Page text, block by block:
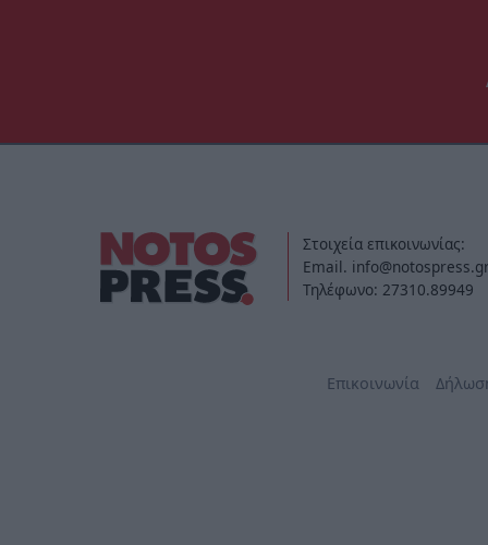
Στοιχεία επικοινωνίας:
Email. info@notospress.gr
Τηλέφωνο: 27310.89949
Επικοινωνία